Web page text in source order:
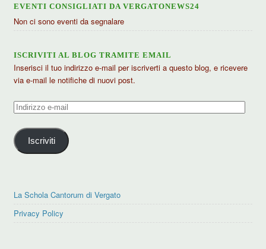
EVENTI CONSIGLIATI DA VERGATONEWS24
Non ci sono eventi da segnalare
ISCRIVITI AL BLOG TRAMITE EMAIL
Inserisci il tuo indirizzo e-mail per iscriverti a questo blog, e ricevere
via e-mail le notifiche di nuovi post.
Indirizzo
mail
Iscriviti
La Schola Cantorum di Vergato
Privacy Policy